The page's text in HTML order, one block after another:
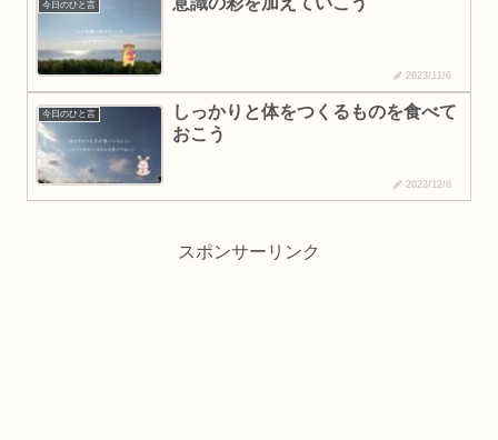
今日のひと言
2023/11/6
今日のひと言
しっかりと体をつくるものを食べて
おこう
2023/12/8
スポンサーリンク